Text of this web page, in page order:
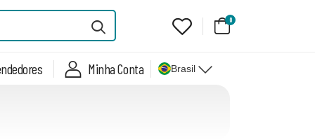
0
Minha Conta Brasil